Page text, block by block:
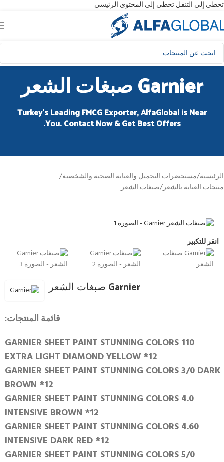
تخطي إلى التنقلتخطي إلى المحتوى الرئيسي
Garnier صبغات الشعر
Turkey’s Leading FMCG Exporter, AlfaGlobal is Near
You. Contact Now & Get Best Offers.
الرئيسية/مستحضرات التجميل والعناية الصحية والشخصية/
منتجات العناية بالشعر/صبغات الشعر
انقر للتكبير
Garnier صبغات الشعر
قائمة المنتجات:
GARNIER SHEET PAINT STUNNING COLORS 110
EXTRA LIGHT DIAMOND YELLOW *12
GARNIER SHEET PAINT STUNNING COLORS 3/0 DARK
BROWN *12
GARNIER SHEET PAINT STUNNING COLORS 4.0
INTENSIVE BROWN *12
GARNIER SHEET PAINT STUNNING COLORS 4.60
INTENSIVE DARK RED *12
GARNIER SHEET PAINT STUNNING COLORS 5/0